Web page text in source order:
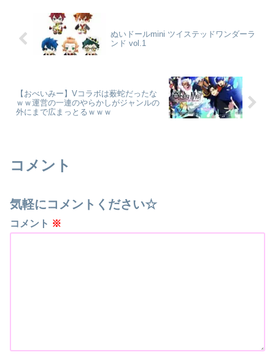
ぬいドールmini ツイステッドワンダーラ
ンド vol.1
【おべいみー】Vコラボは薮蛇だったな
ｗｗ運営の一連のやらかしがジャンルの
外にまで広まっとるｗｗｗ
コメント
気軽にコメントください☆
コメント ※